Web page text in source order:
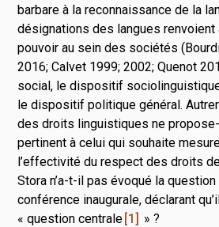
barbare à la reconnaissance de la
désignations des langues renvoient
pouvoir au sein des sociétés
2016; Calvet 1999; 2002; Quenot
social, le dispositif
le dispositif politique général.
des droits linguistiques ne
pertinent à celui qui souhaite
l’effectivité du respect des droits
Stora n’a-t-il pas évoqué la
conférence inaugurale, déclarant
« question centrale 1 » ?